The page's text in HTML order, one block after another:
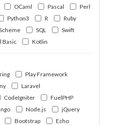
OCaml Pascal
Perl
Python3 R
Ruby
SQL
Swift
Basic Kotlin
Play Framework
Laravel
CodeIgniter
FuelPHP
Node.js
jQuery
Bootstrap
Echo